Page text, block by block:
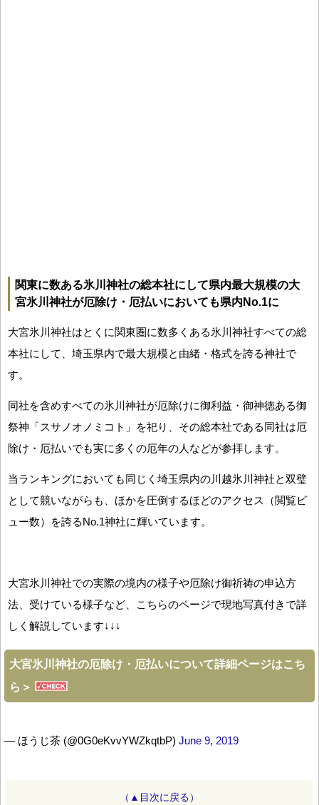
関東に数ある氷川神社の総本社にして県内最大規模の大
宮氷川神社が厄除け・厄払いにおいても県内No.1に
大宮氷川神社はとくに関東圏に数多くある氷川神社すべての総
本社にして、埼玉県内で最大規模と由緒・格式を誇る神社で
す。
同社を含めすべての氷川神社が厄除けに御利益・御神徳ある御
祭神「スサノオノミコト」を祀り、その総本社である同社は厄
除け・厄払いでも実に多くの厄年の人などが参拝します。
当ランキングにおいても同じく埼玉県内の川越氷川神社と双璧
として競いながらも、ほかを圧倒するほどのアクセス（閲覧ビ
ュー数）を誇るNo.1神社に輝いています。
大宮氷川神社での実際の境内の様子や厄除け御祈祷の申込方
法、受けている様子など、こちらのページで現地写真付きで詳
しく解説しています↓↓↓
大宮氷川神社の厄除け・厄払いについて詳細ページはこち
ら＞
— ほうじ茶 (@0G0eKvvYWZkqtbP) June 9, 2019
（▲目次に戻る）